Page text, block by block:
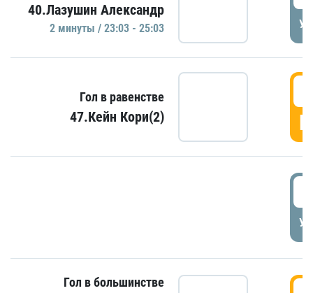
40.Лазушин Александр
2 минуты / 23:03 - 25:03
Гол в равенстве
47.Кейн Кори(2)
Гол в большинстве